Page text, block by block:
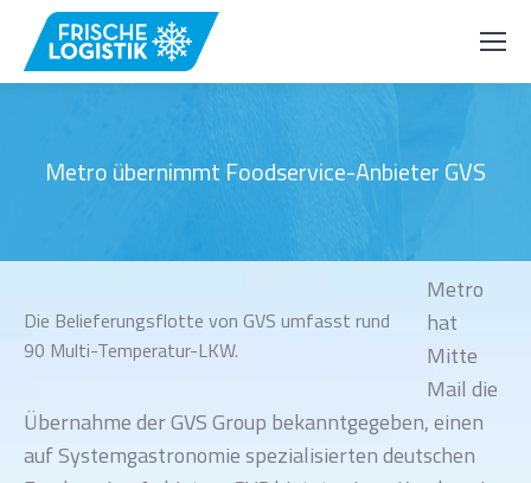
Metro übernimmt Foodservice-Anbieter GVS
Die Belieferungsflotte von GVS umfasst rund
90 Multi-Temperatur-LKW.
Metro
hat
Mitte
Mail die
Übernahme der GVS Group bekanntgegeben, einen
auf Systemgastronomie spezialisierten deutschen